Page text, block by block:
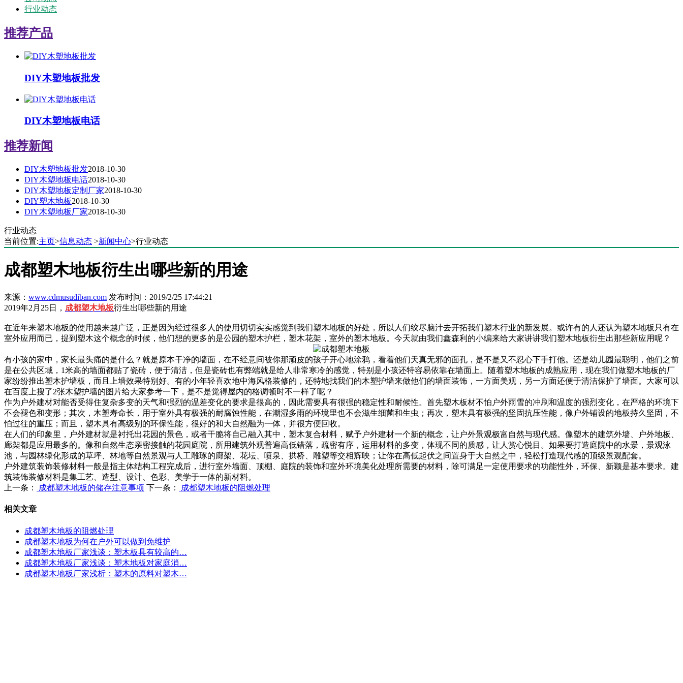
行业动态
推荐产品
DIY木塑地板批发
DIY木塑地板电话
推荐新闻
DIY木塑地板批发2018-10-30
DIY木塑地板电话2018-10-30
DIY木塑地板定制厂家2018-10-30
DIY塑木地板2018-10-30
DIY木塑地板厂家2018-10-30
行业动态
当前位置:主页>信息动态 >新闻中心>行业动态
成都塑木地板衍生出哪些新的用途
来源： www.cdmusudiban.com 发布时间：2019/2/25 17:44:21
2019年2月25日， 成都塑木地板衍生出哪些新的用途
在近年来塑木地板的使用越来越广泛，正是因为经过很多人的使用切切实实感觉到我们塑木地板的好处，所以人们绞尽脑汁去开拓我们塑木行业的新发展。或许有的人还认为塑木地板只有在
室外应用而已，提到塑木这个概念的时候，他们想的更多的是公园的塑木护栏，塑木花架，室外的塑木地板。今天就由我们鑫森利的小编来给大家讲讲我们塑木地板衍生出那些新应用呢？
有小孩的家中，家长最头痛的是什么？就是原本干净的墙面，在不经意间被你那顽皮的孩子开心地涂鸦，看着他们天真无邪的面孔，是不是又不忍心下手打他。还是幼儿园最聪明，他们之前
是在公共区域，1米高的墙面都贴了瓷砖，便于清洁，但是瓷砖也有弊端就是给人非常寒冷的感觉，特别是小孩还特容易依靠在墙面上。随着塑木地板的成熟应用，现在我们做塑木地板的厂
家纷纷推出塑木护墙板，而且上墙效果特别好。有的小年轻喜欢地中海风格装修的，还特地找我们的木塑护墙来做他们的墙面装饰，一方面美观，另一方面还便于清洁保护了墙面。大家可以
在百度上搜了2张木塑护墙的图片给大家参考一下，是不是觉得屋内的格调顿时不一样了呢？
作为户外建材对能否受得住复杂多变的天气和强烈的温差变化的要求是很高的，因此需要具有很强的稳定性和耐候性。首先塑木板材不怕户外雨雪的冲刷和温度的强烈变化，在严格的环境下
不会褪色和变形；其次，木塑寿命长，用于室外具有极强的耐腐蚀性能，在潮湿多雨的环境里也不会滋生细菌和生虫；再次，塑木具有极强的坚固抗压性能，像户外铺设的地板持久坚固，不
怕过往的重压；而且，塑木具有高级别的环保性能，很好的和大自然融为一体，并很方便回收。
在人们的印象里，户外建材就是衬托出花园的景色，或者干脆将自己融入其中，塑木复合材料，赋予户外建材一个新的概念，让户外景观极富自然与现代感。像塑木的建筑外墙、户外地板、
廊架都是应用最多的。像和自然生态亲密接触的花园庭院，所用建筑外观普遍高低错落，疏密有序，运用材料的多变，体现不同的质感，让人赏心悦目。如果要打造庭院中的水景，景观泳
池，与园林绿化形成的草坪、林地等自然景观与人工雕琢的廊架、花坛、喷泉、拱桥、雕塑等交相辉映；让你在高低起伏之间置身于大自然之中，轻松打造现代感的顶级景观配套。
户外建筑装饰装修材料一般是指主体结构工程完成后，进行室外墙面、顶棚、庭院的装饰和室外环境美化处理所需要的材料，除可满足一定使用要求的功能性外，环保、新颖是基本要求。建
筑装饰装修材料是集工艺、造型、设计、色彩、美学于一体的新材料。
上一条：
成都塑木地板的储存注意事项 下一条： 成都塑木地板的阻燃处理
相关文章
成都塑木地板的阻燃处理
成都塑木地板为何在户外可以做到免维护
成都塑木地板厂家浅谈：塑木板具有较高的…
成都塑木地板厂家浅谈：塑木地板对家庭消…
成都塑木地板厂家浅析：塑木的原料对塑木…